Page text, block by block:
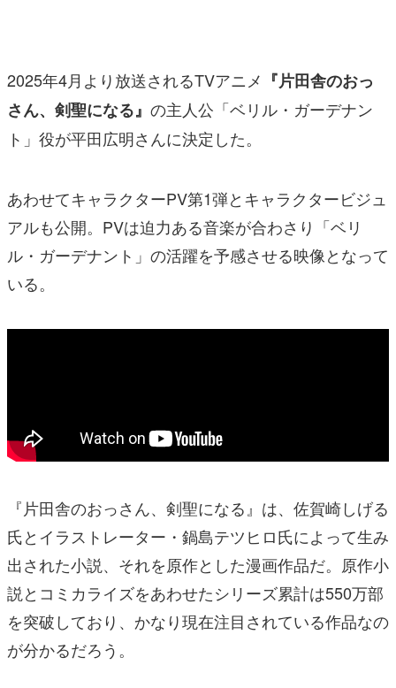
アプリレビュー
その他
運営：株式会社マレ
2025年4月より放送されるTVアニメ 『片田舎のおっ
さん、剣聖になる』 の主人公「ベリル・ガーデナン
ト」役が平田広明さんに決定した。
あわせてキャラクターPV第1弾とキャラクタービジュ
アルも公開。PVは迫力ある音楽が合わさり「ベリ
ル・ガーデナント」の活躍を予感させる映像となって
いる。
『片田舎のおっさん、剣聖になる』は、佐賀崎しげる
氏とイラストレーター・鍋島テツヒロ氏によって生み
出された小説、それを原作とした漫画作品だ。原作小
説とコミカライズをあわせたシリーズ累計は550万部
を突破しており、かなり現在注目されている作品なの
が分かるだろう。